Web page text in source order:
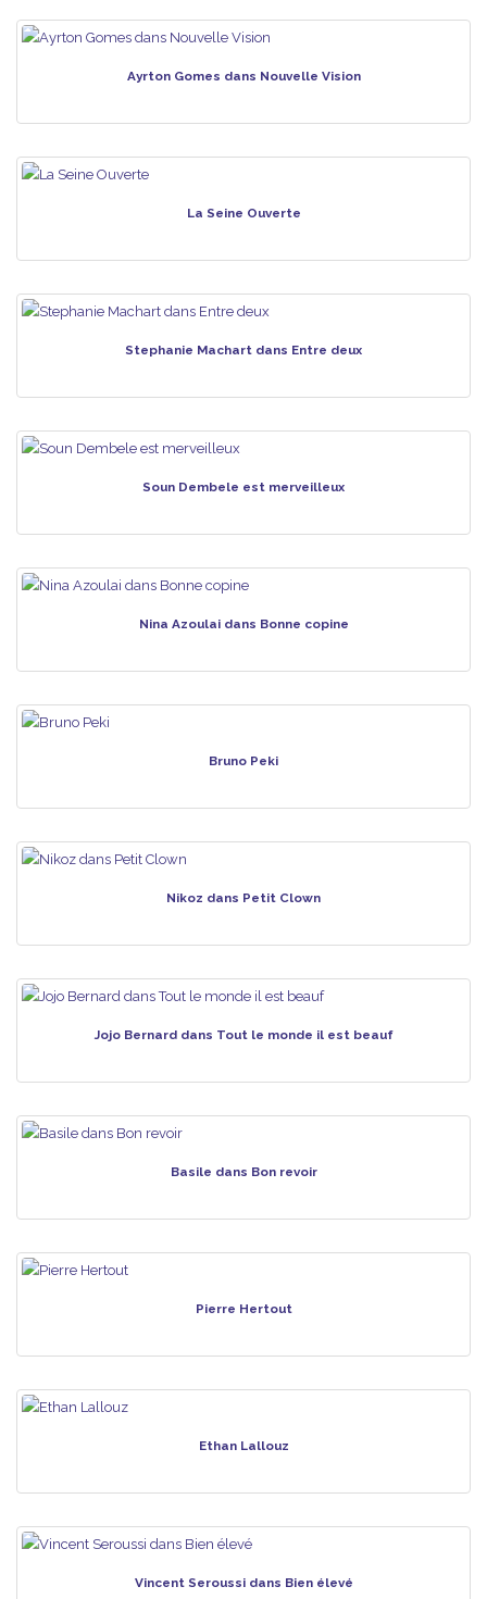
Ayrton Gomes dans Nouvelle Vision
La Seine Ouverte
Stephanie Machart dans Entre deux
Soun Dembele est merveilleux
Nina Azoulai dans Bonne copine
Bruno Peki
Nikoz dans Petit Clown
Jojo Bernard dans Tout le monde il est beauf
Basile dans Bon revoir
Pierre Hertout
Ethan Lallouz
Vincent Seroussi dans Bien élevé